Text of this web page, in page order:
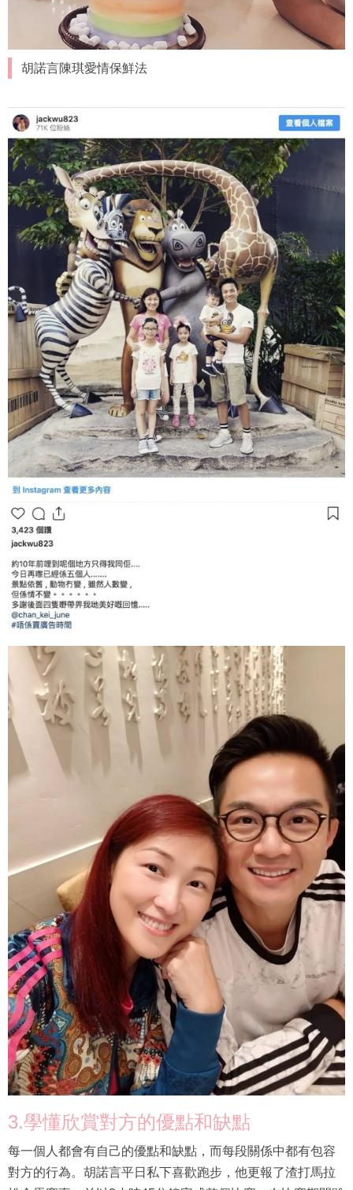
胡諾言陳琪愛情保鮮法
3.學懂欣賞對方的優點和缺點
每一個人都會有自己的優點和缺點，而每段關係中都有包容
對方的行為。胡諾言平日私下喜歡跑步，他更報了渣打馬拉